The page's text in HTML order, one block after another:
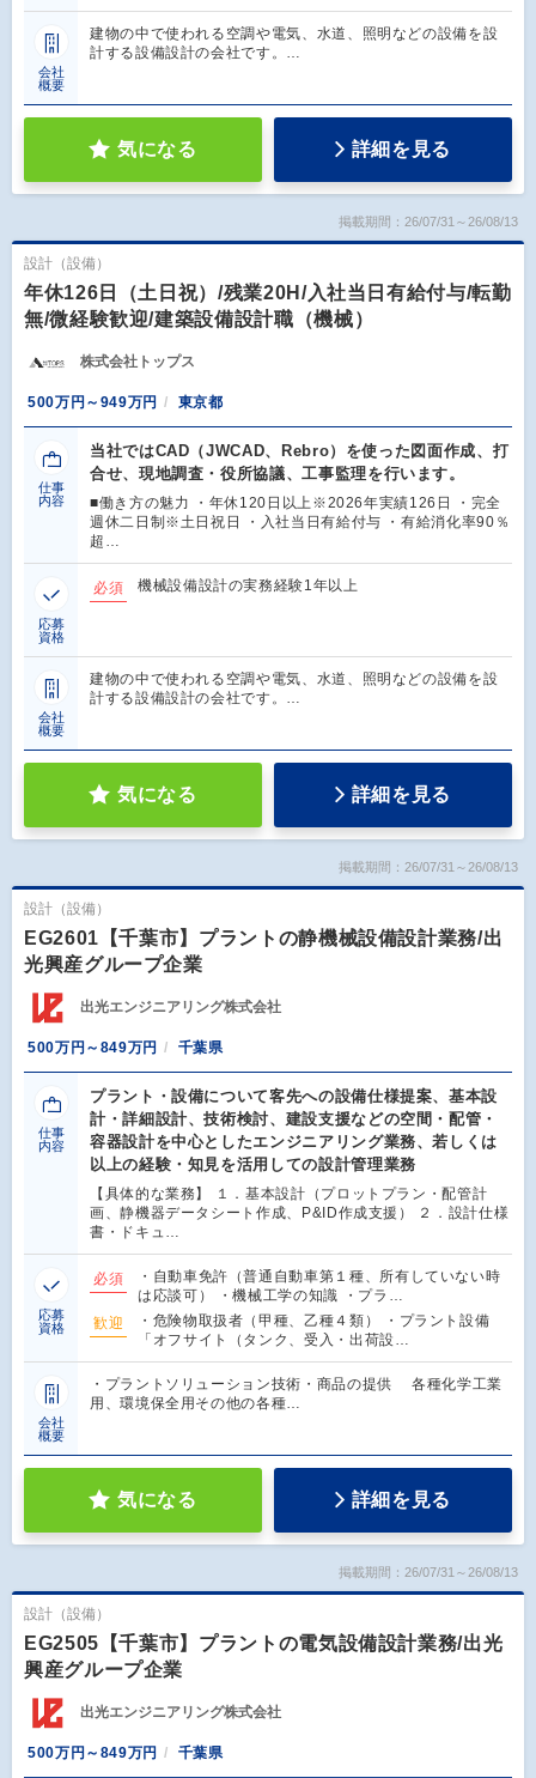
会社
概要
建物の中で使われる空調や電気、水道、照明などの設備を設
計する設備設計の会社です。…
気になる 詳細を見る
掲載期間：26/07/31～26/08/13
設計（設備）
年休126日（土日祝）/残業20H/入社当日有給付与/転勤
無/微経験歓迎/建築設備設計職（機械）
株式会社トップス
500万円～949万円 東京都
仕事
内容
当社ではCAD（JWCAD、Rebro）を使った図面作成、打
合せ、現地調査・役所協議、工事監理を行います。
■働き方の魅力 ・年休120日以上※2026年実績126日 ・完全
週休二日制※土日祝日 ・入社当日有給付与 ・有給消化率90％
超…
応募
資格
必須 機械設備設計の実務経験1年以上
会社
概要
建物の中で使われる空調や電気、水道、照明などの設備を設
計する設備設計の会社です。…
気になる 詳細を見る
掲載期間：26/07/31～26/08/13
設計（設備）
EG2601【千葉市】プラントの静機械設備設計業務/出
光興産グループ企業
出光エンジニアリング株式会社
500万円～849万円 千葉県
仕事
内容
プラント・設備について客先への設備仕様提案、基本設
計・詳細設計、技術検討、建設支援などの空間・配管・
容器設計を中心としたエンジニアリング業務、若しくは
以上の経験・知見を活用しての設計管理業務
【具体的な業務】 １．基本設計（プロットプラン・配管計
画、静機器データシート作成、P&ID作成支援） ２．設計仕様
書・ドキュ…
応募
資格
必須
・自動車免許（普通自動車第１種、所有していない時
は応談可） ・機械工学の知識 ・プラ…
歓迎
・危険物取扱者（甲種、乙種４類） ・プラント設備
「オフサイト（タンク、受入・出荷設…
会社
概要
・プラントソリューション技術・商品の提供 各種化学工業
用、環境保全用その他の各種…
気になる 詳細を見る
掲載期間：26/07/31～26/08/13
設計（設備）
EG2505【千葉市】プラントの電気設備設計業務/出光
興産グループ企業
出光エンジニアリング株式会社
500万円～849万円 千葉県